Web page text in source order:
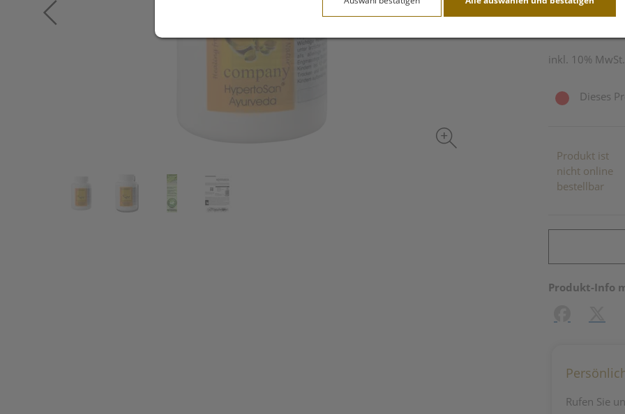
inkl. 10% MwSt.
Dieses
Produkt ist
nicht online
bestellbar
Produkt-Info
Rufen Sie